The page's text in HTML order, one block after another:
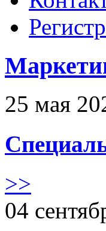
25 мая
>>
04